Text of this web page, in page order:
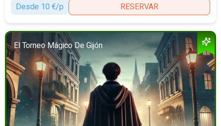
Desde 10 €/p
RESERVAR
El Torneo Mágico De Gijón